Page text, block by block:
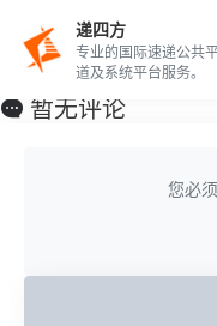
递四方
专业的国际速递公共
道及系统平台服务。
暂无评论
您必